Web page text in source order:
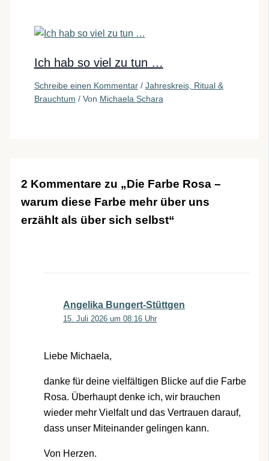
Ich hab so viel zu tun …
Schreibe einen Kommentar / Jahreskreis, Ritual &
Brauchtum / Von Michaela Schara
2 Kommentare zu „Die Farbe Rosa –
warum diese Farbe mehr über uns
erzählt als über sich selbst“
Angelika Bungert-Stüttgen
15. Juli 2026 um 08:16 Uhr
Liebe Michaela,
danke für deine vielfältigen Blicke auf die Farbe
Rosa. Überhaupt denke ich, wir brauchen
wieder mehr Vielfalt und das Vertrauen darauf,
dass unser Miteinander gelingen kann.
Von Herzen.